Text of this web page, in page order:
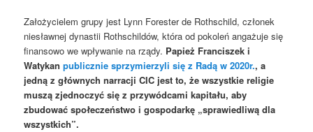
Założycielem grupy jest Lynn Forester de Rothschild, członek
niesławnej dynastii Rothschildów, która od pokoleń angażuje się
finansowo we wpływanie na rządy. Papież Franciszek i
Watykanpublicznie sprzymierzyli się z Radą w 2020r., a
jedną z głównych narracji CIC jest to, że wszystkie religie
muszą zjednoczyć się z przywódcami kapitału, aby
zbudować społeczeństwo i gospodarkę „sprawiedliwą dla
wszystkich”.